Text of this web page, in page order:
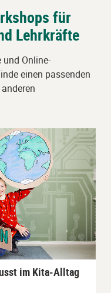
für
Lehrkräfte
und Online-
einen passenden
im Kita-Alltag